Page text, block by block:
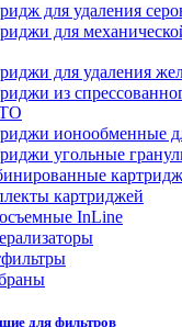
для удаления
для
для удаления
из
ионообменные
угольные
картриджей
InLine
для фильтров